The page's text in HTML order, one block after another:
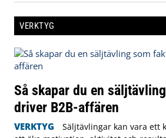
VERKTYG
Så skapar du en
driver B2B-affären
VERKTYG
Säljtävlingar kan vara ett